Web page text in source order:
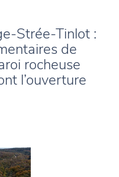
Strée-Tinlot :
de
rocheuse
l’ouverture